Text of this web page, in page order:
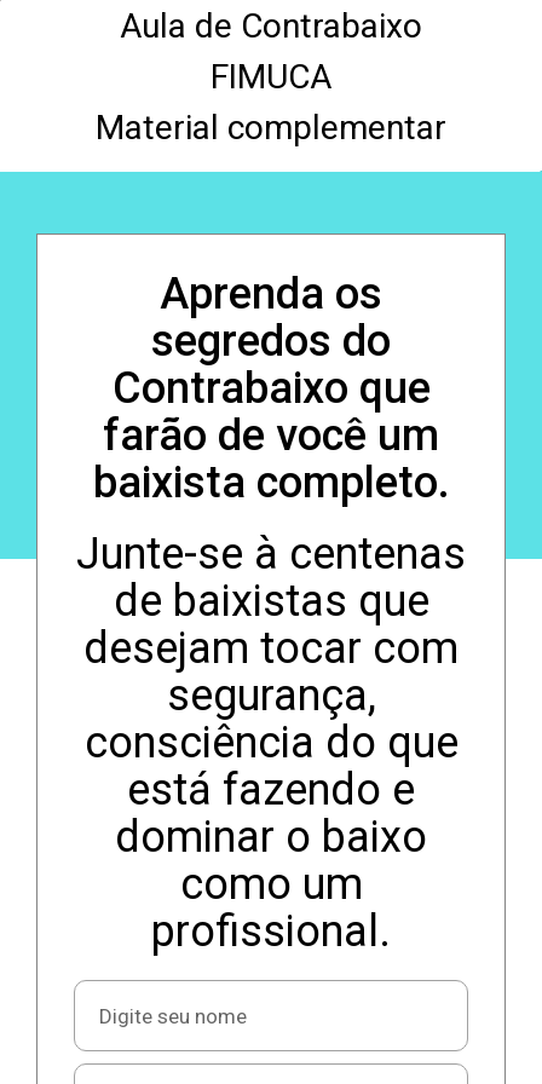
Aula de Contrabaixo
FIMUCA
Material complementar
Aprenda os
segredos do
Contrabaixo que
farão de você um
baixista completo.
Junte-se à centenas
de baixistas que
desejam tocar com
segurança,
consciência do que
está fazendo e
dominar o baixo
como um
profissional.